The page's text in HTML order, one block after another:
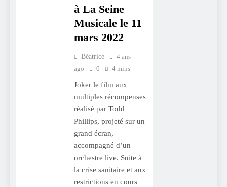
à La Seine
Musicale le 11
mars 2022
Béatrice
4 ans
ago
0 4 mins
Joker le film aux
multiples récompenses
réalisé par Todd
Phillips, projeté sur un
grand écran,
accompagné d’un
orchestre live. Suite à
la crise sanitaire et aux
restrictions en cours